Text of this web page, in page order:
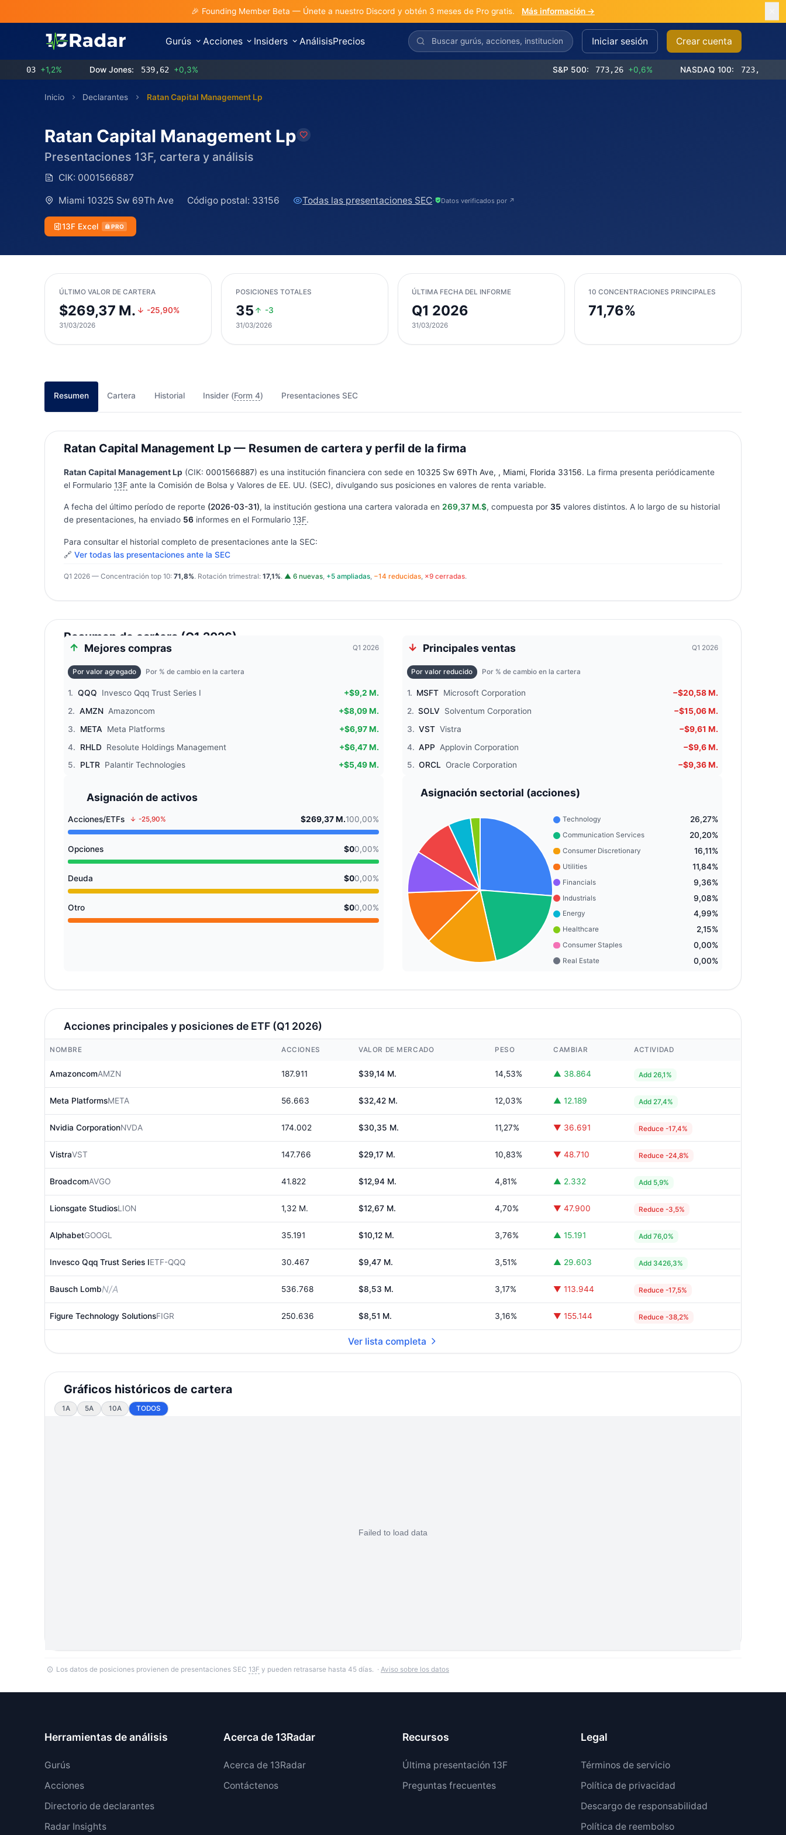
🎉 Founding Member Beta — Únete a nuestro Discord y obtén 3 meses de Pro gratis. Más información →
Gurús Acciones Insiders AnálisisPrecios Iniciar sesión Crear cuenta
+1,2% Dow Jones: 539,62 +0,3% S&P 500: 773,26 +0,6% NASDAQ 100: 723,03 +1,2%
Inicio Declarantes Ratan Capital Management Lp
Ratan Capital Management Lp
Presentaciones 13F, cartera y análisis
CIK: 0001566887
Miami 10325 Sw 69Th Ave Código postal: 33156 Todas las presentaciones SEC· Datos verificados por ↗
13F Excel PRO
ÚLTIMO VALOR DE CARTERA
$269,37 M. -25,90%
31/03/2026
POSICIONES TOTALES
35 -3
31/03/2026
ÚLTIMA FECHA DEL INFORME
Q1 2026
31/03/2026
10 CONCENTRACIONES PRINCIPALES
71,76%
Resumen Cartera Historial Insider (Form 4) Presentaciones SEC
Ratan Capital Management Lp — Resumen de cartera y perfil de la firma
Ratan Capital Management Lp (CIK: 0001566887) es una institución financiera con sede en 10325 Sw 69Th Ave, , Miami, Florida 33156. La firma presenta periódicamente
el Formulario 13Fante la Comisión de Bolsa y Valores de EE. UU. (SEC), divulgando sus posiciones en valores de renta variable.
A fecha del último período de reporte (2026-03-31), la institución gestiona una cartera valorada en 269,37 M.$, compuesta por 35 valores distintos. A lo largo de su historial
de presentaciones, ha enviado 56 informes en el Formulario 13F.
Para consultar el historial completo de presentaciones ante la SEC:
🔗 Ver todas las presentaciones ante la SEC
Q1 2026 — Concentración top 10: 71,8%. Rotación trimestral: 17,1%. ▲ 6 nuevas, +5 ampliadas, −14 reducidas, ×9 cerradas.
Resumen de cartera (Q1 2026)
Mejores compras Q1 2026
Por valor agregado Por % de cambio en la cartera
1. QQQ Invesco Qqq Trust Series I
+$9,2 M.
2. AMZN Amazoncom
+$8,09 M.
3.
META Meta Platforms
+$6,97 M.
4.
RHLD Resolute Holdings Management
+$6,47 M.
5.
PLTR Palantir Technologies +$5,49 M.
Principales ventas Q1 2026
Por valor reducido Por % de cambio en la cartera
1. MSFT Microsoft Corporation
−$20,58 M.
2. SOLV Solventum Corporation
−$15,06 M.
3. VST Vistra
−$9,61 M.
4. APP Applovin Corporation
−$9,6 M.
5. ORCL Oracle Corporation −$9,36 M.
Asignación de activos
Acciones/ETFs -25,90% $269,37 M.100,00%
Opciones $00,00%
Deuda $00,00%
Otro $00,00%
Asignación sectorial (acciones)
Technology 26,27%
Communication Services 20,20%
Consumer Discretionary 16,11%
Utilities 11,84%
Financials 9,36%
Industrials 9,08%
Energy 4,99%
Healthcare 2,15%
Consumer Staples 0,00%
Real Estate 0,00%
Acciones principales y posiciones de ETF (Q1 2026)
NOMBRE ACCIONES VALOR DE MERCADO PESO CAMBIAR ACTIVIDAD
AmazoncomAMZN 187.911 $39,14 M. 14,53% ▲ 38.864 Add 26,1%
Meta PlatformsMETA 56.663 $32,42 M. 12,03% ▲ 12.189 Add 27,4%
Nvidia CorporationNVDA 174.002 $30,35 M. 11,27% ▼ 36.691 Reduce -17,4%
VistraVST 147.766 $29,17 M. 10,83% ▼ 48.710 Reduce -24,8%
BroadcomAVGO 41.822 $12,94 M. 4,81% ▲ 2.332 Add 5,9%
Lionsgate StudiosLION 1,32 M. $12,67 M. 4,70% ▼ 47.900 Reduce -3,5%
AlphabetGOOGL 35.191 $10,12 M. 3,76% ▲ 15.191 Add 76,0%
Invesco Qqq Trust Series IETF-QQQ 30.467 $9,47 M. 3,51% ▲ 29.603 Add 3426,3%
Bausch LombN/A 536.768 $8,53 M. 3,17% ▼ 113.944 Reduce -17,5%
Figure Technology SolutionsFIGR 250.636 $8,51 M. 3,16% ▼ 155.144 Reduce -38,2%
Ver lista completa
Gráficos históricos de cartera
1A 5A 10A TODOS
Los datos de posiciones provienen de presentaciones SEC 13F y pueden retrasarse hasta 45 días. · Aviso sobre los datos
Herramientas de análisis
Gurús
Acciones
Directorio de declarantes
Radar Insights
Acerca de 13Radar
Acerca de 13Radar
Contáctenos
Recursos
Última presentación 13F
Preguntas frecuentes
Legal
Términos de servicio
Política de privacidad
Descargo de responsabilidad
Política de reembolso